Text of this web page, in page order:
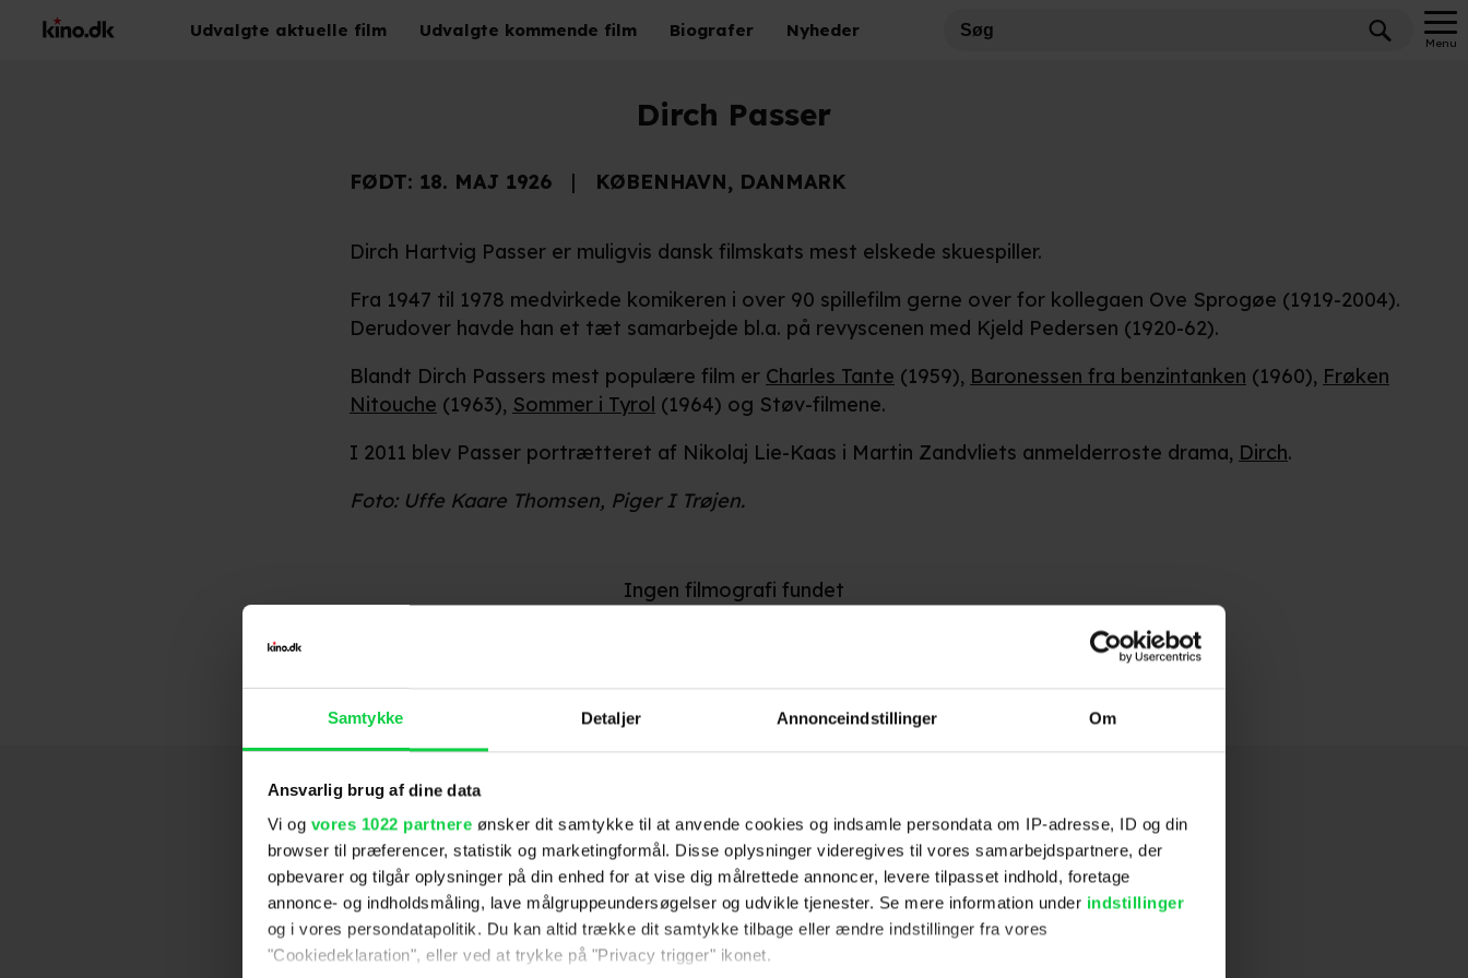
Samtykke Detaljer Annonceindstillinger Om
Ansvarlig brug af dine data
Vi og vores 1022 partnere ønsker dit samtykke til at anvende cookies og indsamle persondata om IP-adresse, ID og din
browser til præferencer, statistik og marketingformål. Disse oplysninger videregives til vores samarbejdspartnere, der
opbevarer og tilgår oplysninger på din enhed for at vise dig målrettede annoncer, levere tilpasset indhold, foretage
annonce- og indholdsmåling, lave målgruppeundersøgelser og udvikle tjenester. Se mere information under indstillinger
og i vores persondatapolitik. Du kan altid trække dit samtykke tilbage eller ændre indstillinger fra vores
"Cookiedeklaration", eller ved at trykke på "Privacy trigger" ikonet.
Udvalgte aktuelle film Udvalgte kommende film Biografer Nyheder
Menu
Dirch Passer
FØDT: 18. MAJ 1926 KØBENHAVN, DANMARK
Dirch Hartvig Passer er muligvis dansk filmskats mest elskede skuespiller.
Fra 1947 til 1978 medvirkede komikeren i over 90 spillefilm gerne over for kollegaen Ove Sprogøe (1919-2004).
Derudover havde han et tæt samarbejde bl.a. på revyscenen med Kjeld Pedersen (1920-62).
Blandt Dirch Passers mest populære film er Charles Tante (1959), Baronessen fra benzintanken (1960), Frøken
Nitouche (1963), Sommer i Tyrol (1964) og Støv-filmene.
I 2011 blev Passer portrætteret af Nikolaj Lie-Kaas i Martin Zandvliets anmelderroste drama, Dirch.
Foto: Uffe Kaare Thomsen, Piger I Trøjen.
Ingen filmografi fundet
Send
Ved tilmelding accepterer jeg
samtidig Kino.dks